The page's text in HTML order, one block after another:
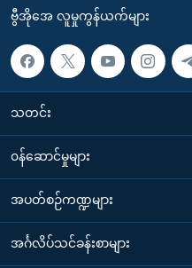
ဗွီအိုအေ လူမှုကွန်ယက်များ
သတင်း
၀န်ဆောင်မှုများ
အပတ်စဉ်ကဏ္ဍများ
အင်္ဂလိပ်သင်ခန်းစာများ